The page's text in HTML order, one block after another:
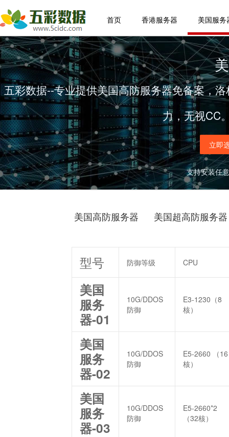
首页 香港服务器 美国服务
五彩数据--专业提供美国高防服务器免备案，
力，无视CC
立即
支持安装任
美国高防服务器 美国超高防服务器
型号 防御等级 CPU
美国
服务
器-01
10G/DDOS
防御
E3-1230（8
核）
美国
服务
器-02
10G/DDOS
防御
E5-2660 （16
核）
美国
服务
器-03
10G/DDOS
防御
E5-2660*2
（32核）